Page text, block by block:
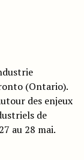
(Ontario).
des enjeux
de
au 28 mai.